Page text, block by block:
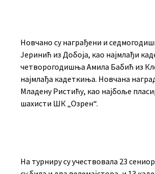
Новчано су награђени и
Јеринић из Добоја, као најмлађи
четворогодишња Амила Бабић из
најмлађа кадеткиња. Новчана
Младену Ристићу, као најбоље
шахисти ШК „Озрен“.
На турниру су учествовала 23